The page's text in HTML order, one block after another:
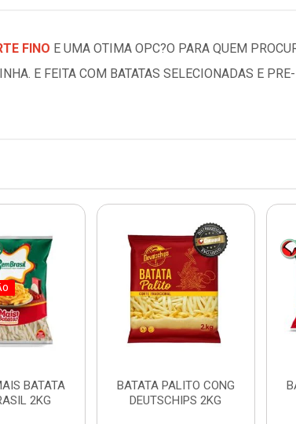
FINO E UMA OTIMA OPC?O PARA QUEM
E FEITA COM BATATAS SELECIONADAS E
BATATA
2KG
BATATA PALITO CONG
DEUTSCHIPS 2KG